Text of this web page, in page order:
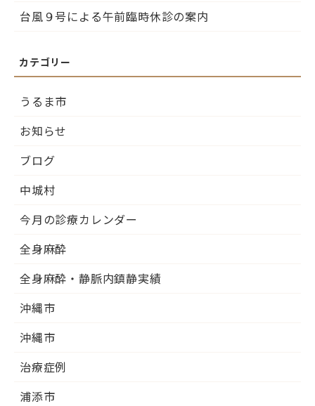
台風９号による午前臨時休診の案内
うるま市
お知らせ
ブログ
中城村
今月の診療カレンダー
全身麻酔
全身麻酔・静脈内鎮静実績
沖縄市
沖縄市
治療症例
浦添市